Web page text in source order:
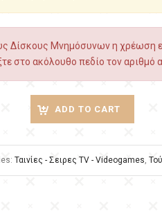
Δίσκους Μνημόσυνων η χρέωση
στο ακόλουθο πεδίο τον αριθμό
ADD TO CART
Ταινίες - Σειρες TV - Videogames,